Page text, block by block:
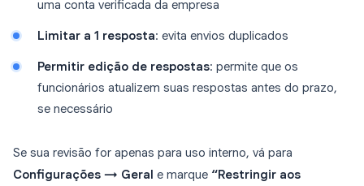
uma conta verificada da empresa
Limitar a 1 resposta: evita envios duplicados
Permitir edição de respostas: permite que os
funcionários atualizem suas respostas antes do prazo,
se necessário
Se sua revisão for apenas para uso interno, vá para
Configurações → Geral e marque “Restringir aos